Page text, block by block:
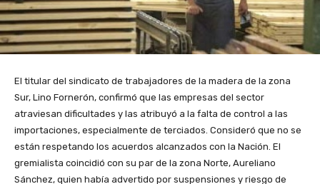
El titular del sindicato de trabajadores de la madera de la zona
Sur, Lino Fornerón, confirmó que las empresas del sector
atraviesan dificultades y las atribuyó a la falta de control a las
importaciones, especialmente de terciados. Consideró que no se
están respetando los acuerdos alcanzados con la Nación. El
gremialista coincidió con su par de la zona Norte, Aureliano
Sánchez, quien había advertido por suspensiones y riesgo de